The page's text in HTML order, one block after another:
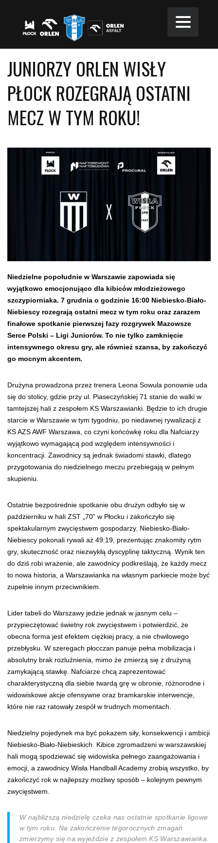
JUNIORZY ORLEN WISŁY
PŁOCK ROZEGRAJĄ OSTATNI
MECZ W TYM ROKU!
Niedzielne popołudnie w Warszawie zapowiada się
wyjątkowo emocjonująco dla kibiców młodzieżowego
szczypiorniaka. 7 grudnia o godzinie 16:00 Niebiesko-Biało-
Niebiescy rozegrają ostatni mecz w tym roku oraz zarazem
finałowe spotkanie pierwszej fazy rozgrywek Mazowsze
Serce Polski – Ligi Juniorów. To nie tylko zamknięcie
intensywnego okresu gry, ale również szansa, by zakończyć
go mocnym akcentem.
Drużyna prowadzona przez trenera Leona Sowula ponownie uda
się do stolicy, gdzie przy ul. Piaseczyńskiej 71 stanie do walki w
tamtejszej hali z zespołem KS Warszawianki. Będzie to ich drugie
starcie w Warszawie w tym tygodniu, po niedawnej rywalizacji z
KS AZS AWF Warszawa, co czyni końcówkę roku dla Nafciarzy
wyjątkowo wymagającą pod względem intensywności i
koncentracji. Zawodnicy są jednak świadomi stawki, dlatego
przygotowania do niedzielnego meczu przebiegają w pełnym
skupieniu.
Ostatnie bezpośrednie spotkanie obu drużyn odbyło się w
październiku w hali ZST „70” w Płocku i zakończyło się
spektakularnym zwycięstwem gospodarzy. Niebiesko-Biało-
Niebiescy pokonali rywali aż 49:19, prezentując znakomity rytm
gry, skuteczność oraz niezwykłą dyscyplinę taktyczną. Wynik ten
do dziś robi wrażenie, ale zawodnicy podkreślają, że każdy mecz
to nowa historia, a Warszawianka na własnym parkiecie może być
zupełnie innym przeciwnikiem.
Lider tabeli do Warszawy jedzie jednak w jasnym celu –
przypieczętować świetny rok zwycięstwem i potwierdzić, że
obecna forma jest efektem ciężkiej pracy, a nie chwilowego
przebłysku. W szeregach płocczan panuje pełna mobilizacja i
absolutny brak rozluźnienia, mimo że zmierzą się z drużyną
zamykającą stawkę. Nafciarze chcą zaprezentować
charakterystyczną dla siebie twardą grę w obronie, różnorodne i
widowiskowe akcje ofensywne oraz bramkarskie interwencje,
które nie raz ratowały zespół w trudnych momentach.
Niedzielny pojedynek ma być pokazem siły, konsekwencji i ambicji
Niebiesko-Biało-Niebieskich. Kibice zgromadzeni w warszawskiej
hali mogą spodziewać się widowiska pełnego zaangażowania i
emocji, a zawodnicy Wisła Handball Academy zrobią wszystko, by
zakończyć rok w najlepszy możliwy sposób – kolejnym pewnym
zwycięstwem.
W najbliższą niedzielę czeka nas ostatnie spotkanie ligowe
w tym roku. Na zakończenie tegorocznych zmagań
zmierzymy się na wyjeździe z zespołem KS Warszawianka.